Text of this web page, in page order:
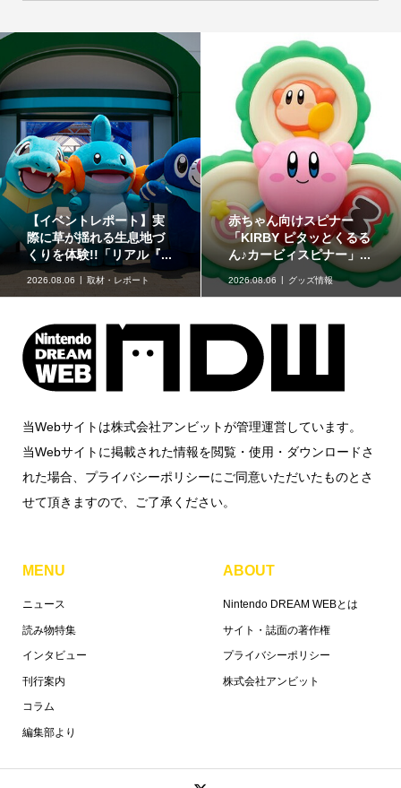
どうぶつたちと楽しむ12
色のコスメ「ポンデクル
ール どうぶつの森 マル...
2026.08.06 グッズ情報
「星たべよ」に「ポケモ
ン」のハロウィンデザイ
ンが登場！8月17日発売
2026.08.06 グッズ情報
当Webサイトは株式会社アンビットが管理運営しています。
当Webサイトに掲載された情報を閲覧・使用・ダウンロードさ
れた場合、プライバシーポリシーにご同意いただいたものとさ
せて頂きますので、ご了承ください。
MENU
ニュース
読み物特集
インタビュー
刊行案内
コラム
編集部より
ABOUT
Nintendo DREAM WEBとは
サイト・誌面の著作権
プライバシーポリシー
株式会社アンビット